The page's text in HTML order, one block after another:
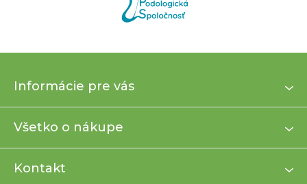
p
t
Informácie pre vás
Všetko o nákupe
Kontakt